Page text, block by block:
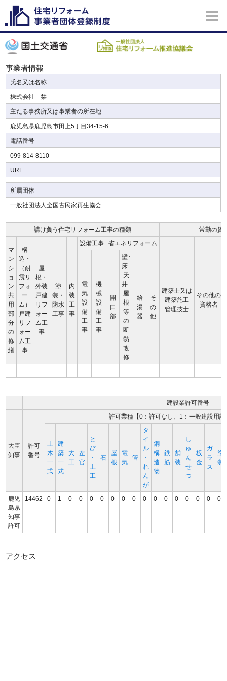
事業者情報
氏名又は名称
株式会社 栞
主たる事務所又は事業者の所在地
鹿児島県鹿児島市田上5丁目34-15-6
電話番号
099-814-8110
URL
所属団体
一般社団法人全国古民家再生協会
請け負う住宅リフォーム工事の種類 常勤の資
マ
ン
シ
ョ
ン
共
用
部
分
の
修
繕
構
造・
（耐
震リ
フォ
ー
ム）
戸建
リフ
ォー
ム工
事
屋
根・
外装
戸建
リフ
ォー
ム工
事
塗
装・
防水
工事
内
装
工
事
設備工事 省エネリフォーム
建築士又は
建築施工
管理技士
その他の
資格者
電
気
設
備
工
事
機
械
設
備
工
事
開
口
部
壁･
床･
天
井･
屋
根
等
の
断
熱
改
修
給
湯
器
そ
の
他
- - - - - - - - - - -
建設業許可番号
大臣
知事
許可
番号
許可業種【0：許可なし、1：一般建設用
土
木
一
式
建
築
一
式
大
工
左
官
と
び
･
土
工
石
屋
根
電
気
管
タ
イ
ル
･
れ
ん
が
鋼
構
造
物
鉄
筋
舗
装
し
ゅ
ん
せ
つ
板
金
ガ
ラ
ス
塗
装
鹿児
島県
知事
許可
14462 0 1 0 0 0 0 0 0 0 0 0 0 0 0 0 0 0
アクセス